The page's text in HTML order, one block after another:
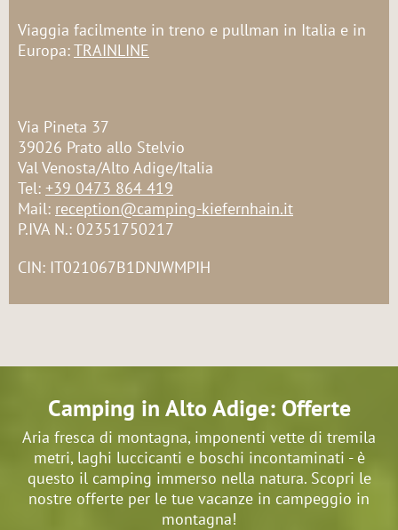
Viaggia facilmente in treno e pullman in Italia e in
Europa:TRAINLINE
Via Pineta 37
39026 Prato allo Stelvio
Val Venosta/Alto Adige/Italia
Tel: +39 0473 864 419
Mail: reception@camping-kiefernhain.it
P.IVA N.: 02351750217
CIN: IT021067B1DNJWMPIH
Camping in Alto Adige: Offerte
Aria fresca di montagna, imponenti vette di tremila
metri, laghi luccicanti e boschi incontaminati - è
questo il camping immerso nella natura. Scopri le
nostre offerte per le tue vacanze in campeggio in
montagna!